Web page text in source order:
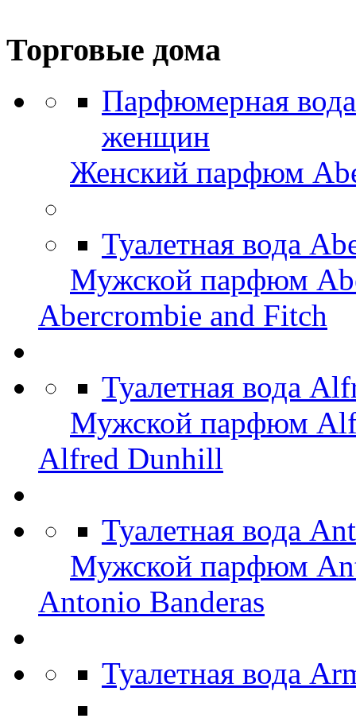
Торговые дома
Парфюмерная
женщин
Женский парфюм
Туалетная вода
Мужской парфюм
Abercrombie and Fitch
Туалетная вода
Мужской парфюм
Alfred Dunhill
Туалетная вода
Мужской парфюм
Antonio Banderas
Туалетная вода